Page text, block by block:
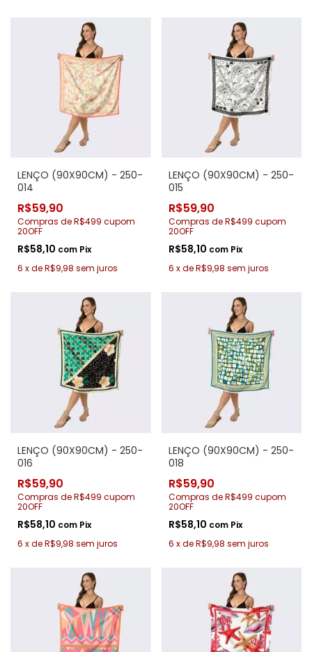
LENÇO (90X90CM) - 250-
014
R$59,90
Compras de R$499 cupom
20OFF
R$58,10 com Pix
6 xdeR$9,98 sem juros
LENÇO (90X90CM) - 250-
015
R$59,90
Compras de R$499 cupom
20OFF
R$58,10 com Pix
6 xdeR$9,98 sem juros
LENÇO (90X90CM) - 250-
016
R$59,90
Compras de R$499 cupom
20OFF
R$58,10 com Pix
6 xdeR$9,98 sem juros
LENÇO (90X90CM) - 250-
018
R$59,90
Compras de R$499 cupom
20OFF
R$58,10 com Pix
6 xdeR$9,98 sem juros